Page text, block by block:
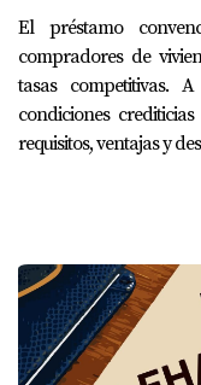
El préstamo
compradores de
tasas competitivas.
condiciones
requisitos, ventajas y